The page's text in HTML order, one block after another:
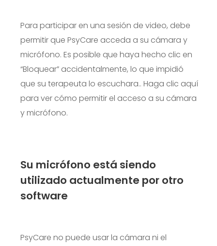
Para participar en una sesión de video, debe
permitir que PsyCare acceda a su cámara y
micrófono. Es posible que haya hecho clic en
“Bloquear” accidentalmente, lo que impidió
que su terapeuta lo escuchara.. Haga clic aquí
para ver cómo permitir el acceso a su cámara
y micrófono.
Su micrófono está siendo
utilizado actualmente por otro
software
PsyCare no puede usar la cámara ni el